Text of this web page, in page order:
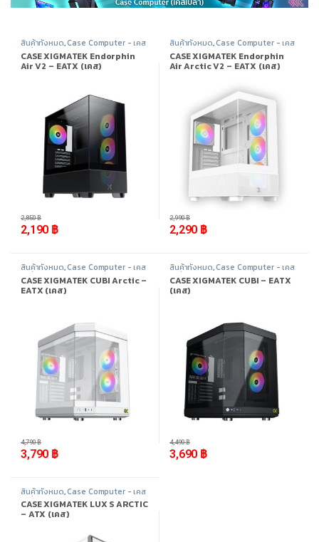
สินค้าทั้งหมด,Case Computer - เคส
เปล่า อุปกรณ์คอมพิวเตอร์
CASE XIGMATEK Endorphin
Air V2 – EATX (เคส)
23%
2,190 ฿
2,850฿
สินค้าทั้งหมด,Case Computer - เคส
เปล่า อุปกรณ์คอมพิวเตอร์
CASE XIGMATEK Endorphin
Air Arctic V2 – EATX (เคส)
23%
2,290 ฿
2,990฿
สินค้าทั้งหมด,Case Computer - เคส
เปล่า อุปกรณ์คอมพิวเตอร์
CASE XIGMATEK CUBI Arctic –
EATX (เคส)
3,790 ฿
4,790฿
สินค้าทั้งหมด,Case Computer - เคส
เปล่า อุปกรณ์คอมพิวเตอร์
CASE XIGMATEK CUBI – EATX
(เคส)
3,690 ฿
4,490฿
สินค้าทั้งหมด,Case Computer - เคส
เปล่า,Xigmatek,อุปกรณ์คอมพิวเตอร์
CASE XIGMATEK LUX S ARCTIC
– ATX (เคส)